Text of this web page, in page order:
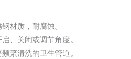
材质，耐腐蚀。
、关闭或调节角度。
繁清洗的卫生管道。